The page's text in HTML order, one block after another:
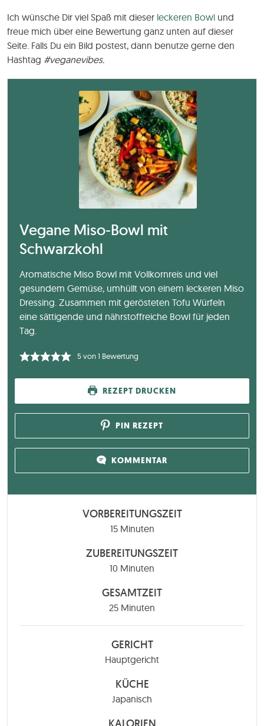
Ich wünsche Dir viel Spaß mit dieser leckeren Bowl und
freue mich über eine Bewertung ganz unten auf dieser
Seite. Falls Du ein Bild postest, dann benutze gerne den
Hashtag #veganevibes.
Vegane Miso-Bowl mit
Schwarzkohl
Aromatische Miso Bowl mit Vollkornreis und viel
gesundem Gemüse, umhüllt von einem leckeren Miso
Dressing. Zusammen mit gerösteten Tofu Würfeln
eine sättigende und nährstoffreiche Bowl für jeden
Tag.
5von 1 Bewertung
REZEPT DRUCKEN
PIN REZEPT
KOMMENTAR
VORBEREITUNGSZEIT
15Minuten
Minuten
ZUBEREITUNGSZEIT
10 Minuten
Minuten
GESAMTZEIT
25Minuten
Minuten
GERICHT
Hauptgericht
KÜCHE
Japanisch
KALORIEN